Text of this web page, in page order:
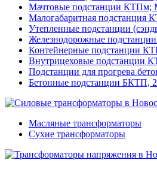
Мачтовые подстанции
Малогабаритная
Утепленные подстанции
Железнодорожные
Контейнерные подстанции
Внутрицеховые подстанции
Подстанции для прогрева
Бетонные подстанции БКТП,
Масляные трансформаторы
Сухие трансформаторы